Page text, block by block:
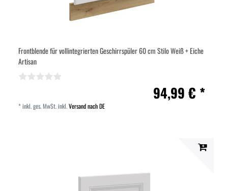
Frontblende für vollintegrierten Geschirrspüler 60 cm Stilo Weiß + Eiche
Artisan
94,99 € *
*inkl. ges. MwSt.inkl.Versand nach DE